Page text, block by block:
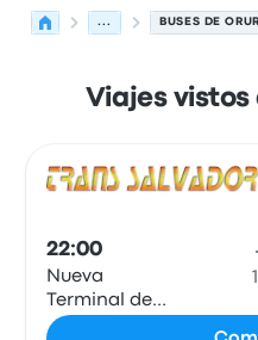
... BUSES DE
Viajes
22:00
Nueva
Terminal de
Ómnibuses de